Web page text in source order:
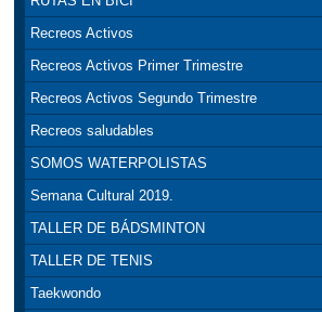
Recreos Activos
Recreos Activos Primer Trimestre
Recreos Activos Segundo Trimestre
Recreos saludables
SOMOS WATERPOLISTAS
Semana Cultural 2019.
TALLER DE BÁDSMINTON
TALLER DE TENIS
Taekwondo